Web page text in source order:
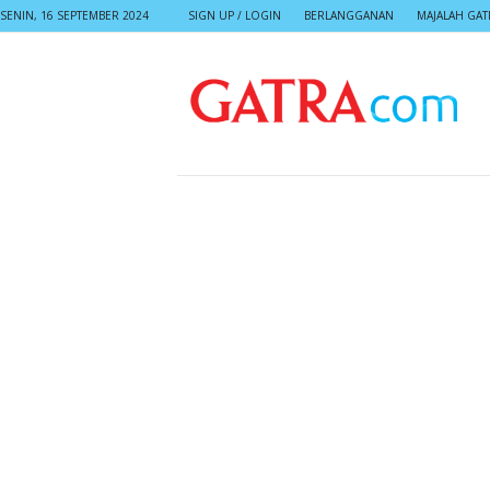
SENIN, 16 SEPTEMBER 2024 SIGN UP / LOGIN BERLANGGANAN MAJALAH